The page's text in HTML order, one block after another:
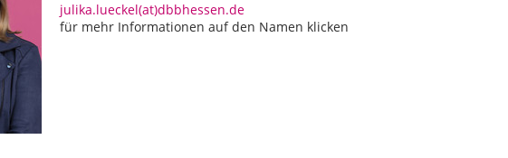
julika.lueckel(at)dbbhessen.de
für mehr Informationen auf den Namen klicken